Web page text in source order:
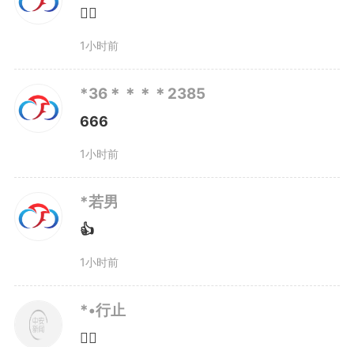
化非遗与新安江流域生态修复深度
融合，带动千万人次文旅消费，实
现“一江清水”与“一盏鱼灯”的相得
益彰；铜陵白姜依托全球重要农业
文化遗产，以“姜阁保种+轮作避
害”的生态智慧，让百年种质资源
元，书写“小特产”守护“大生态”的
精彩篇章。
👍🏻
1小时前
*36＊＊＊＊2385
666
1小时前
*若男
👍
1小时前
*•行止
👌🏻